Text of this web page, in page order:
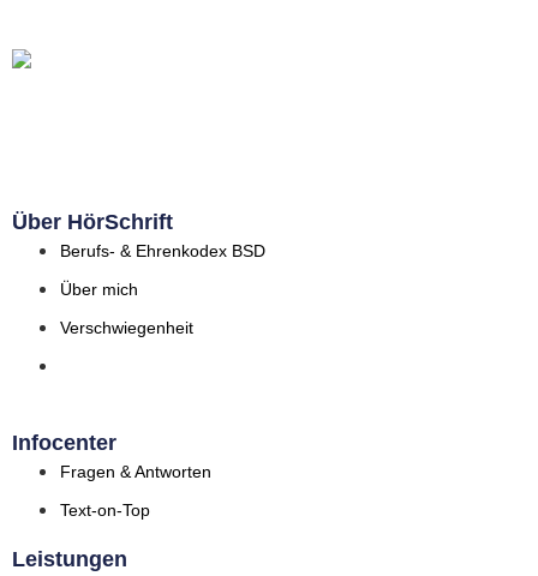
Über HörSchrift
Berufs- & Ehrenkodex BSD
Über mich
Verschwiegenheit
Infocenter
Fragen & Antworten
Text-on-Top
Leistungen